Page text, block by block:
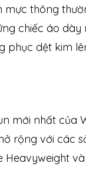
mực thông
chiếc áo dày
phục dệt kim
mới nhất của
rộng với các
Heavyweight